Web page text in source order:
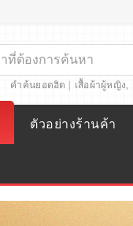
คำค้นยอดฮิต | เสื้อผ้าผู้หญิง,
ตัวอย่างร้านค้า